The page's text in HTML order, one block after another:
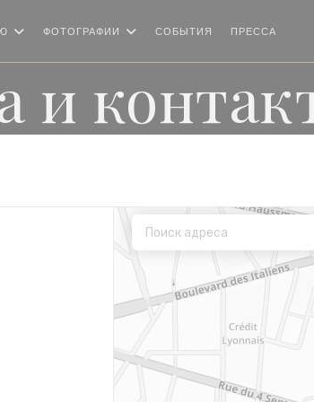
ФОТОГРАФИИ СОБЫТИЯ ПРЕССА
и